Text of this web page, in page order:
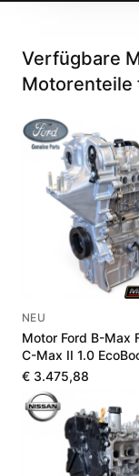
Verfügbare
Motorenteile
NEU
Motor Ford B-Max
C-Max II 1.0
B7DA LX6G6006UA
€ 3.475,88